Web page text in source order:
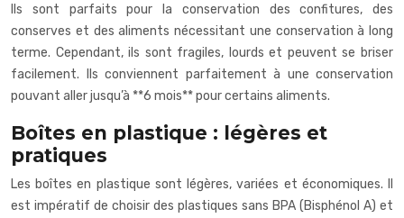
Ils sont parfaits pour la conservation des confitures, des
conserves et des aliments nécessitant une conservation à long
terme. Cependant, ils sont fragiles, lourds et peuvent se briser
facilement. Ils conviennent parfaitement à une conservation
pouvant aller jusqu’à **6 mois** pour certains aliments.
Boîtes en plastique : légères et
pratiques
Les boîtes en plastique sont légères, variées et économiques. Il
est impératif de choisir des plastiques sans BPA (Bisphénol A) et